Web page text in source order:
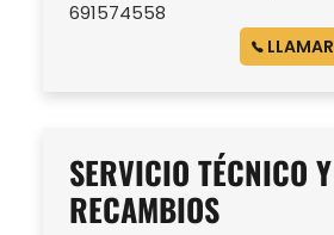
691574558
LLAMAR
SERVICIO TÉCNICO Y
RECAMBIOS